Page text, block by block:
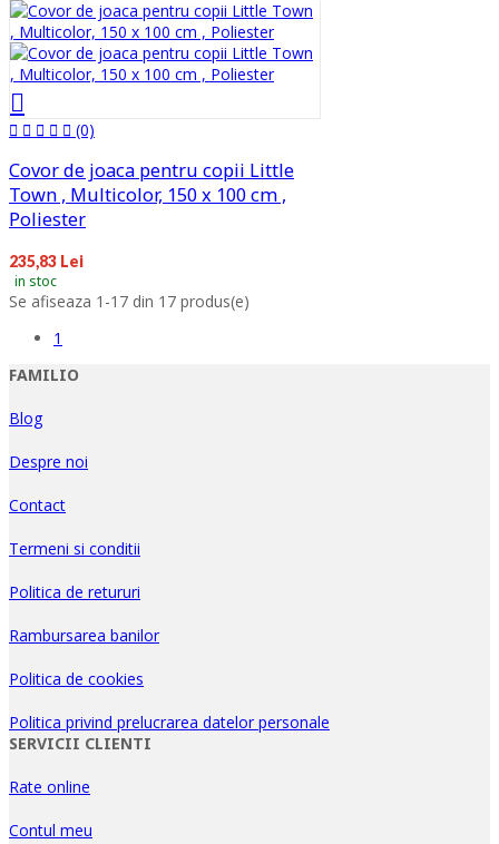
(0)
Covor de joaca pentru copii Little
Town , Multicolor, 150 x 100 cm ,
Poliester
235,83 Lei
in stoc
Se afiseaza 1-17 din 17 produs(e)
1
FAMILIO
Blog
Despre noi
Contact
Termeni si conditii
Politica de retururi
Rambursarea banilor
Politica de cookies
Politica privind prelucrarea datelor personale
SERVICII CLIENTI
Rate online
Contul meu